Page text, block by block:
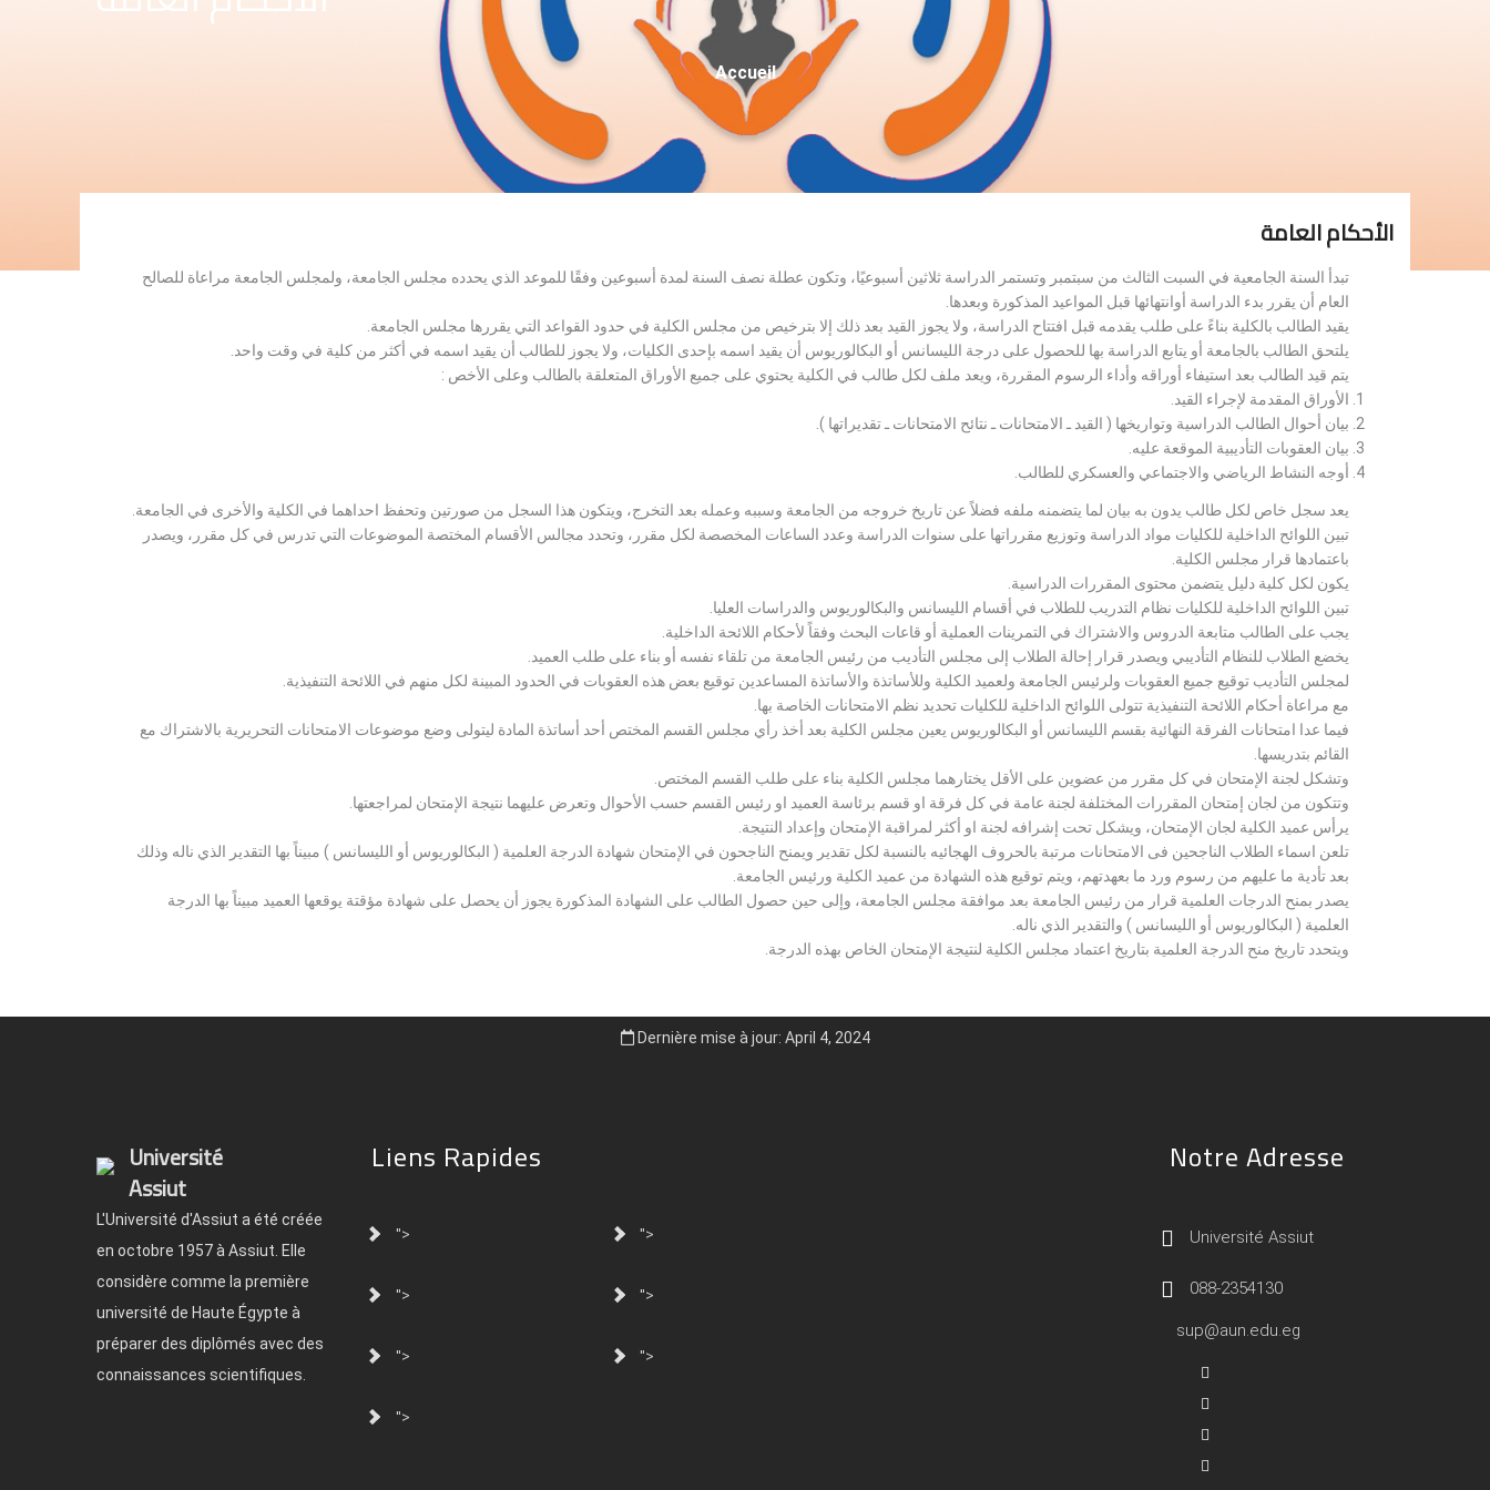
Fil
D'Ariane
Accueil
الأحكام العامة
تبدأ السنة الجامعية في السبت الثالث من سبتمبر وتستمر الدراسة ثلاثين أسبوعيًا، وتكون عطلة نصف السنة لمدة أسبوعين وفقًا للموعد الذي يحدده مجلس الجامعة، ولمجلس الجامعة مراعاة للصالح
العام أن يقرر بدء الدراسة أوانتهائها قبل المواعيد المذكورة وبعدها.
يقيد الطالب بالكلية بناءً على طلب يقدمه قبل افتتاح الدراسة، ولا يجوز القيد بعد ذلك إلا بترخيص من مجلس الكلية في حدود القواعد التي يقررها مجلس الجامعة.
يلتحق الطالب بالجامعة أو يتابع الدراسة بها للحصول على درجة الليسانس أو البكالوريوس أن يقيد اسمه بإحدى الكليات، ولا يجوز للطالب أن يقيد اسمه في أكثر من كلية في وقت واحد.
يتم قيد الطالب بعد استيفاء أوراقه وأداء الرسوم المقررة، ويعد ملف لكل طالب في الكلية يحتوي على جميع الأوراق المتعلقة بالطالب وعلى الأخص :
الأوراق المقدمة لإجراء القيد.
بيان أحوال الطالب الدراسية وتواريخها ( القيد ـ الامتحانات ـ نتائح الامتحانات ـ تقديراتها ).
بيان العقوبات التأديبية الموقعة عليه.
أوجه النشاط الرياضي والاجتماعي والعسكري للطالب.
يعد سجل خاص لكل طالب يدون به بيان لما يتضمنه ملفه فضلاً عن تاريخ خروجه من الجامعة وسببه وعمله بعد التخرج، ويتكون هذا السجل من صورتين وتحفظ احداهما في الكلية والأخرى في الجامعة.
تبين اللوائح الداخلية للكليات مواد الدراسة وتوزيع مقرراتها على سنوات الدراسة وعدد الساعات المخصصة لكل مقرر، وتحدد مجالس الأقسام المختصة الموضوعات التي تدرس في كل مقرر، ويصدر
باعتمادها قرار مجلس الكلية.
يكون لكل كلية دليل يتضمن محتوى المقررات الدراسية.
تبين اللوائح الداخلية للكليات نظام التدريب للطلاب في أقسام الليسانس والبكالوريوس والدراسات العليا.
يجب على الطالب متابعة الدروس والاشتراك في التمرينات العملية أو قاعات البحث وفقاً لأحكام اللائحة الداخلية.
يخضع الطلاب للنظام التأديبي ويصدر قرار إحالة الطلاب إلى مجلس التأديب من رئيس الجامعة من تلقاء نفسه أو بناء على طلب العميد.
لمجلس التأديب توقيع جميع العقوبات ولرئيس الجامعة ولعميد الكلية وللأساتذة والأساتذة المساعدين توقيع بعض هذه العقوبات في الحدود المبينة لكل منهم في اللائحة التنفيذية.
مع مراعاة أحكام اللائحة التنفيذية تتولى اللوائح الداخلية للكليات تحديد نظم الامتحانات الخاصة بها.
فيما عدا امتحانات الفرقة النهائية بقسم الليسانس أو البكالوريوس يعين مجلس الكلية بعد أخذ رأي مجلس القسم المختص أحد أساتذة المادة ليتولى وضع موضوعات الامتحانات التحريرية بالاشتراك مع
القائم بتدريسها.
وتشكل لجنة الإمتحان في كل مقرر من عضوين على الأقل يختارهما مجلس الكلية بناء على طلب القسم المختص.
وتتكون من لجان إمتحان المقررات المختلفة لجنة عامة في كل فرقة او قسم برئاسة العميد او رئيس القسم حسب الأحوال وتعرض عليهما نتيجة الإمتحان لمراجعتها.
يرأس عميد الكلية لجان الإمتحان، ويشكل تحت إشرافه لجنة او أكثر لمراقبة الإمتحان وإعداد النتيجة.
تلعن اسماء الطلاب الناجحين فى الامتحانات مرتبة بالحروف الهجائيه بالنسبة لكل تقدير ويمنح الناجحون في الإمتحان شهادة الدرجة العلمية ( البكالوريوس أو الليسانس ) مبيناً بها التقدير الذي ناله وذلك
بعد تأدية ما عليهم من رسوم ورد ما بعهدتهم، ويتم توقيع هذه الشهادة من عميد الكلية ورئيس الجامعة.
يصدر بمنح الدرجات العلمية قرار من رئيس الجامعة بعد موافقة مجلس الجامعة، وإلى حين حصول الطالب على الشهادة المذكورة يجوز أن يحصل على شهادة مؤقتة يوقعها العميد مبيناً بها الدرجة
العلمية ( البكالوريوس أو الليسانس ) والتقدير الذي ناله.
ويتحدد تاريخ منح الدرجة العلمية بتاريخ اعتماد مجلس الكلية لنتيجة الإمتحان الخاص بهذه الدرجة.
Dernière mise à jour: April 4, 2024
Université
Assiut
L'Université d'Assiut a été créée
en octobre 1957 à Assiut. Elle
considère comme la première
université de Haute Égypte à
préparer des diplômés avec des
connaissances scientifiques.
Liens Rapides
"> ">
"> ">
"> ">
">
Notre Adresse
Université Assiut
088-2354130
sup@aun.edu.eg